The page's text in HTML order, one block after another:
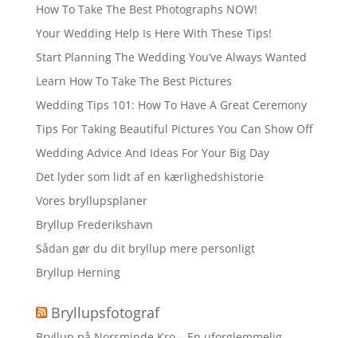
How To Take The Best Photographs NOW!
Your Wedding Help Is Here With These Tips!
Start Planning The Wedding You’ve Always Wanted
Learn How To Take The Best Pictures
Wedding Tips 101: How To Have A Great Ceremony
Tips For Taking Beautiful Pictures You Can Show Off
Wedding Advice And Ideas For Your Big Day
Det lyder som lidt af en kærlighedshistorie
Vores bryllupsplaner
Bryllup Frederikshavn
Sådan gør du dit bryllup mere personligt
Bryllup Herning
Bryllupsfotograf